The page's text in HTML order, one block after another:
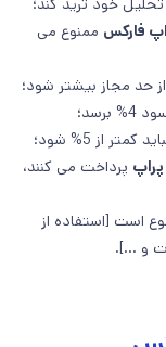
تحلیل خود ترید کند؛
فارکس ممنوع می
از حد مجاز بیشتر شود؛
کمتر از 5% شود؛
پرداخت می کنند،
است [استفاده از
و …].